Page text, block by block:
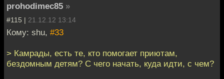
prohodimec85 »
#115 | 21.12.12 13:14
Кому: shu, #33
> Камрады, есть те, кто помогает приютам,
бездомным детям? С чего начать, куда идти, с чем?